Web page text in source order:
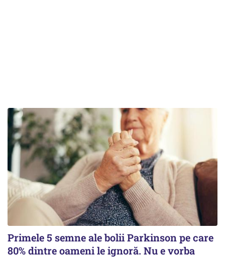
Primele 5 semne ale bolii Parkinson pe care
80% dintre oameni le ignoră. Nu e vorba